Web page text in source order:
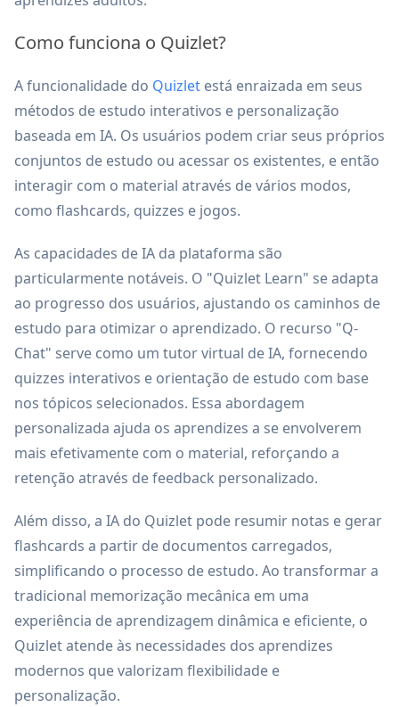
Como funciona o Quizlet?
A funcionalidade do Quizlet está enraizada em seus
métodos de estudo interativos e personalização
baseada em IA. Os usuários podem criar seus próprios
conjuntos de estudo ou acessar os existentes, e então
interagir com o material através de vários modos,
como flashcards, quizzes e jogos.
As capacidades de IA da plataforma são
particularmente notáveis. O "Quizlet Learn" se adapta
ao progresso dos usuários, ajustando os caminhos de
estudo para otimizar o aprendizado. O recurso "Q-
Chat" serve como um tutor virtual de IA, fornecendo
quizzes interativos e orientação de estudo com base
nos tópicos selecionados. Essa abordagem
personalizada ajuda os aprendizes a se envolverem
mais efetivamente com o material, reforçando a
retenção através de feedback personalizado.
Além disso, a IA do Quizlet pode resumir notas e gerar
flashcards a partir de documentos carregados,
simplificando o processo de estudo. Ao transformar a
tradicional memorização mecânica em uma
experiência de aprendizagem dinâmica e eficiente, o
Quizlet atende às necessidades dos aprendizes
modernos que valorizam flexibilidade e
personalização.